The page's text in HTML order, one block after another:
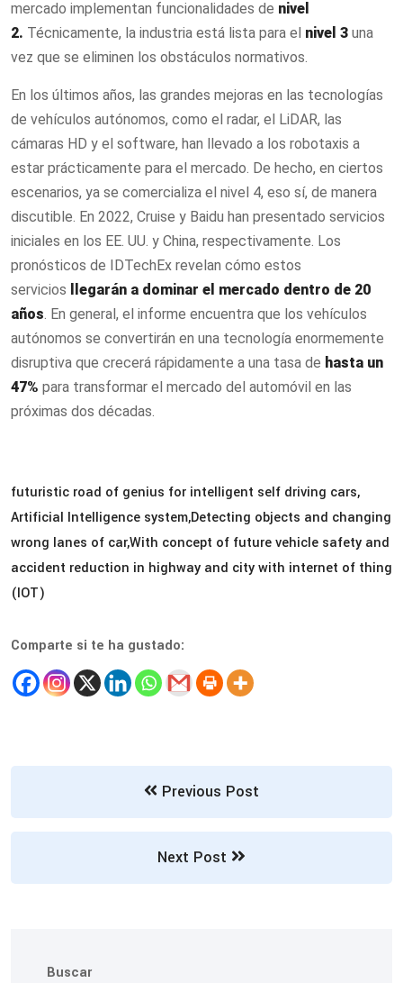
mercado implementan funcionalidades de nivel
2. Técnicamente, la industria está lista para el nivel 3 una
vez que se eliminen los obstáculos normativos.
En los últimos años, las grandes mejoras en las tecnologías
de vehículos autónomos, como el radar, el LiDAR, las
cámaras HD y el software, han llevado a los robotaxis a
estar prácticamente para el mercado. De hecho, en ciertos
escenarios, ya se comercializa el nivel 4, eso sí, de manera
discutible. En 2022, Cruise y Baidu han presentado servicios
iniciales en los EE. UU. y China, respectivamente. Los
pronósticos de IDTechEx revelan cómo estos
servicios
llegarán a dominar el mercado dentro de 20
años. En general, el informe encuentra que los vehículos
autónomos se convertirán en una tecnología enormemente
disruptiva que crecerá rápidamente a una tasa de hasta un
47% para transformar el mercado del automóvil en las
próximas dos décadas.
futuristic road of genius for intelligent self driving cars,
Artificial Intelligence system,Detecting objects and changing
wrong lanes of car,With concept of future vehicle safety and
accident reduction in highway and city with internet of thing
(IOT)
Comparte si te ha gustado:
Previous Post
Next Post
Buscar